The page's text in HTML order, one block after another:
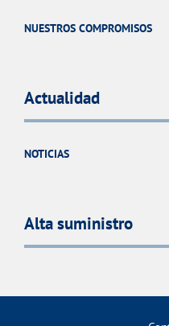
NUESTROS COMPROMISOS
Actualidad
NOTICIAS
Alta suministro